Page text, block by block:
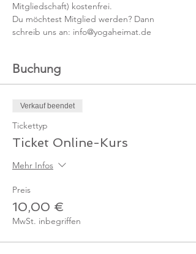
Mitgliedschaft) kostenfrei.
Du möchtest Mitglied werden? Dann
schreib uns an: info@yogaheimat.de
Buchung
Verkauf beendet
Tickettyp
Ticket Online-Kurs
Mehr Infos
Preis
10,00 €
MwSt. inbegriffen